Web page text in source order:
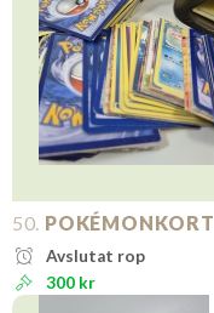
50. POKÉMONKORT
Avslutat rop
300 kr